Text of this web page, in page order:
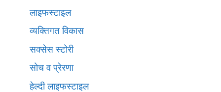
लाइफस्टाइल
व्यक्तिगत विकास
सक्सेस स्टोरी
सोच व प्रेरणा
हेल्दी लाइफस्टाइल